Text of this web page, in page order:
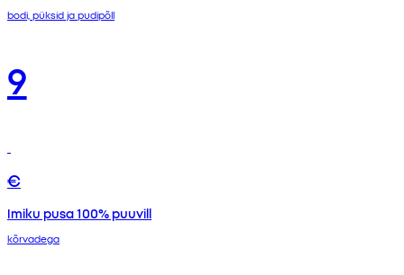
bodi, püksid ja pudipõll
9
€
Imiku pusa 100% puuvill
kõrvadega